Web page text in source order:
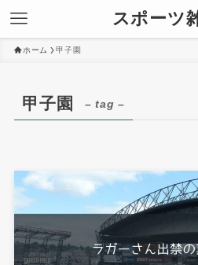
スポーツ
ホーム 甲子園
甲子園 – tag –